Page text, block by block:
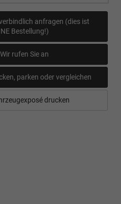
anfragen (dies ist
Bestellung!)
Wir rufen Sie an
parken oder vergleichen
drucken